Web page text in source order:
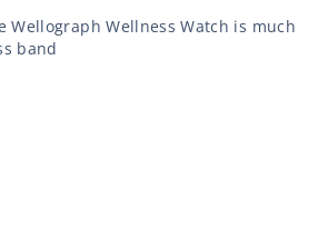
Wellograph Wellness Watch is much
band